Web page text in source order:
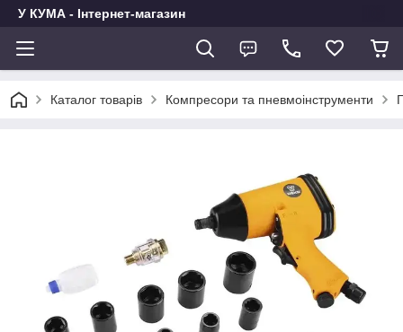
У КУМА - Інтернет-магазин
Каталог товарів Компресори та пневмоінструменти